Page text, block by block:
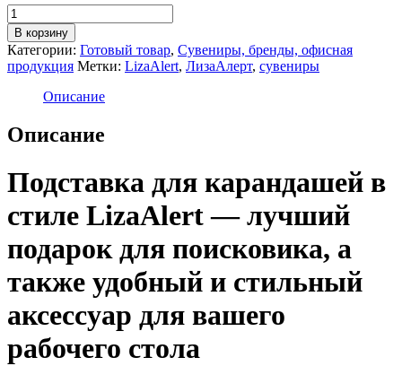
составляла
600,00 ₽.
Количество
товара
Подставка
для
карандашей
LizaAlert
В корзину
Категории: Готовый товар, Сувениры, бренды, офисная
продукция Метки: LizaAlert, ЛизаАлерт, сувениры
Описание
Описание
Подставка для карандашей в
стиле LizaAlert — лучший
подарок для поисковика, а
также удобный и стильный
аксессуар для вашего
рабочего стола